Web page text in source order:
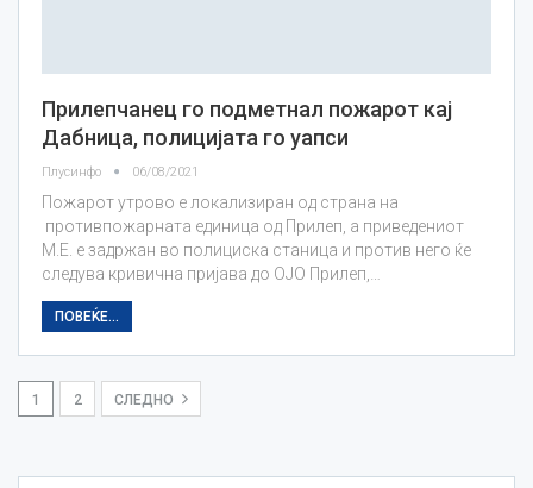
Прилепчанец го подметнал пожарот кај
Дабница, полицијата го уапси
Плусинфо 06/08/2021
Пожарот утрово е локализиран од страна на
противпожарната единица од Прилеп, а приведениот
М.Е. е задржан во полициска станица и против него ќе
следува кривична пријава до ОЈО Прилеп,…
ПОВЕЌЕ...
1 2 СЛЕДНО